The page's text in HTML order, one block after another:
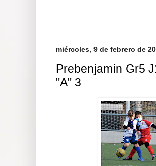
miércoles, 9 de febrero de
Prebenjamín Gr5
"A" 3